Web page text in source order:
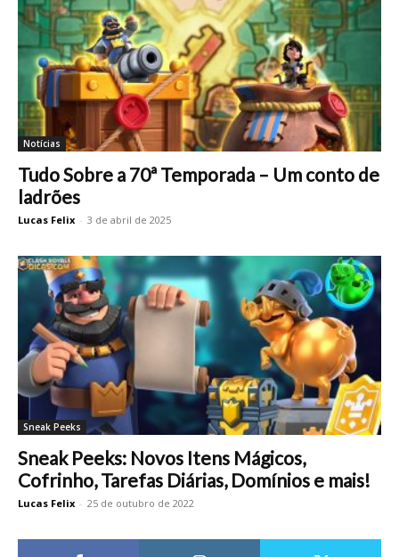
Notícias
Tudo Sobre a 70ª Temporada – Um conto de
ladrões
Lucas Felix - 3 de abril de 2025
Sneak Peeks
Sneak Peeks: Novos Itens Mágicos,
Cofrinho, Tarefas Diárias, Domínios e mais!
Lucas Felix - 25 de outubro de 2022